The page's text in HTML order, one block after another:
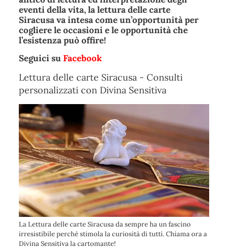
eventi della vita, lalettura delle carte
Siracusava intesa come un’opportunità per
cogliere le occasioni e le opportunità che
l’esistenza può offire!
Seguici su Facebook
Lettura delle carte Siracusa - Consulti
personalizzati con Divina Sensitiva
La Lettura delle carte Siracusa da sempre ha un fascino
irresistibile perché stimola la curiosità di tutti. Chiama ora a
Divina Sensitiva la cartomante!